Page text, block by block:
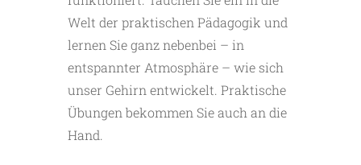
Welt der praktischen Pädagogik und
lernen Sie ganz nebenbei – in
entspannter Atmosphäre – wie sich
unser Gehirn entwickelt. Praktische
Übungen bekommen Sie auch an die
Hand.